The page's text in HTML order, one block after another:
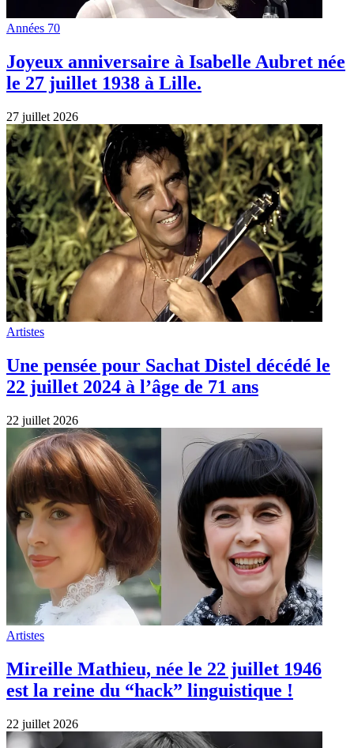
Années 70
Joyeux anniversaire à Isabelle Aubret née
le 27 juillet 1938 à Lille.
27 juillet 2026
Artistes
Une pensée pour Sachat Distel décédé le
22 juillet 2024 à l’âge de 71 ans
22 juillet 2026
Artistes
Mireille Mathieu, née le 22 juillet 1946
est la reine du “hack” linguistique !
22 juillet 2026